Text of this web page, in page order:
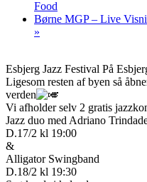
Food
Børne MGP – Live
»
Esbjerg Jazz Festival På
Ligesom resten af byen så
verden
Vi afholder selv 2 gratis
Jazz duo med Adriano
D.17/2 kl 19:00
&
Alligator Swingband
D.18/2 kl 19:30